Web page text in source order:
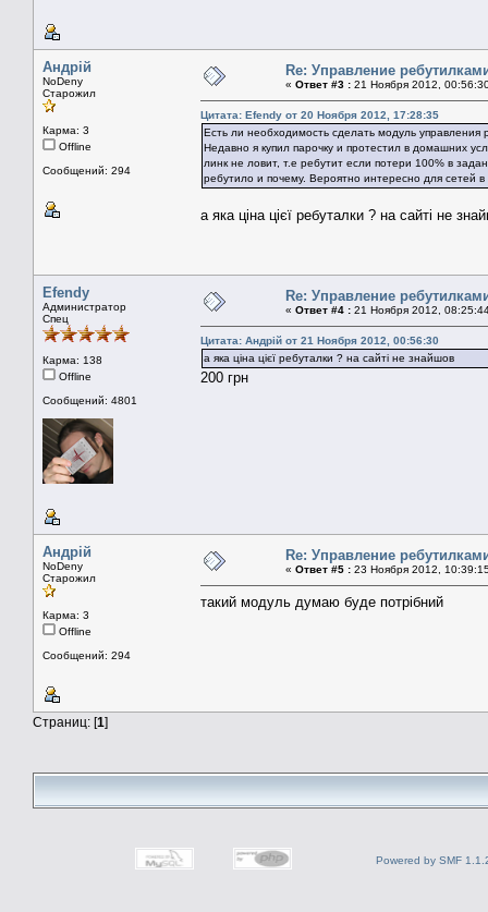
Андрій
NoDeny
Старожил
Карма: 3
Offline
Сообщений: 294
Re: Управление
« Ответ #3 : 21 Ноября 2012,
Цитата: Efendy от 20 Ноября 2012, 17:28:35
Есть ли необходимость сделать модуль управления
Недавно я купил парочку и протестил в домашних
линк не ловит, т.е ребутит если потери 100% в
ребутило и почему. Вероятно интересно для сетей
а яка ціна цієї ребуталки ? на сайті не
Efendy
Администратор
Спец
Карма: 138
Offline
Сообщений: 4801
Re: Управление
« Ответ #4 : 21 Ноября 2012,
Цитата: Андрій от 21 Ноября 2012, 00:56:30
а яка ціна цієї ребуталки ? на сайті не знайшов
200 грн
Андрій
NoDeny
Старожил
Карма: 3
Offline
Сообщений: 294
Re: Управление
« Ответ #5 : 23 Ноября 2012,
такий модуль думаю буде потрібний
Страниц: [1]
Powered by SMF